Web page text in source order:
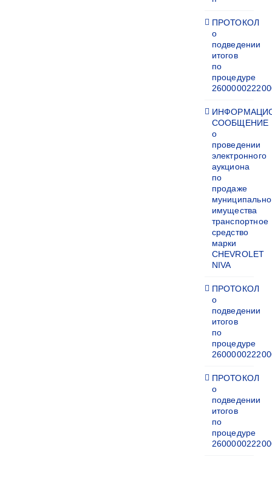
ПРОТОКОЛ
о
подведении
итогов
по
процедуре
СООБЩЕНИЕ
о
проведении
электронного
аукциона
по
продаже
имущества
транспортное
средство
марки
CHEVROLET
NIVA
ПРОТОКОЛ
о
подведении
итогов
по
процедуре
ПРОТОКОЛ
о
подведении
итогов
по
процедуре